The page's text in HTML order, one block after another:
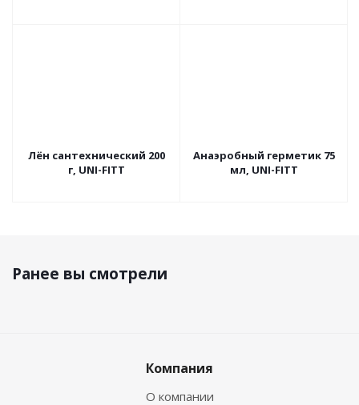
Лён сантеxнический 200
г, UNI-FITT
Анаэробный герметик 75
мл, UNI-FITT
Ранее вы смотрели
Компания
О компании